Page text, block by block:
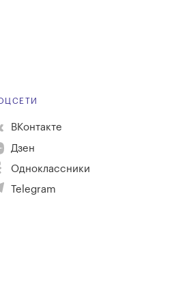
ВКонтакте
Дзен
Одноклассники
Telegram